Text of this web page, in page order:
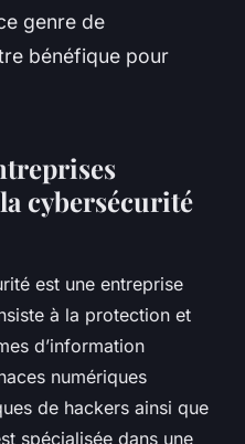
genre de
bénéfique pour
cybersécurité
est une entreprise
à la protection et
d’information
numériques
de hackers ainsi que
spécialisée dans une